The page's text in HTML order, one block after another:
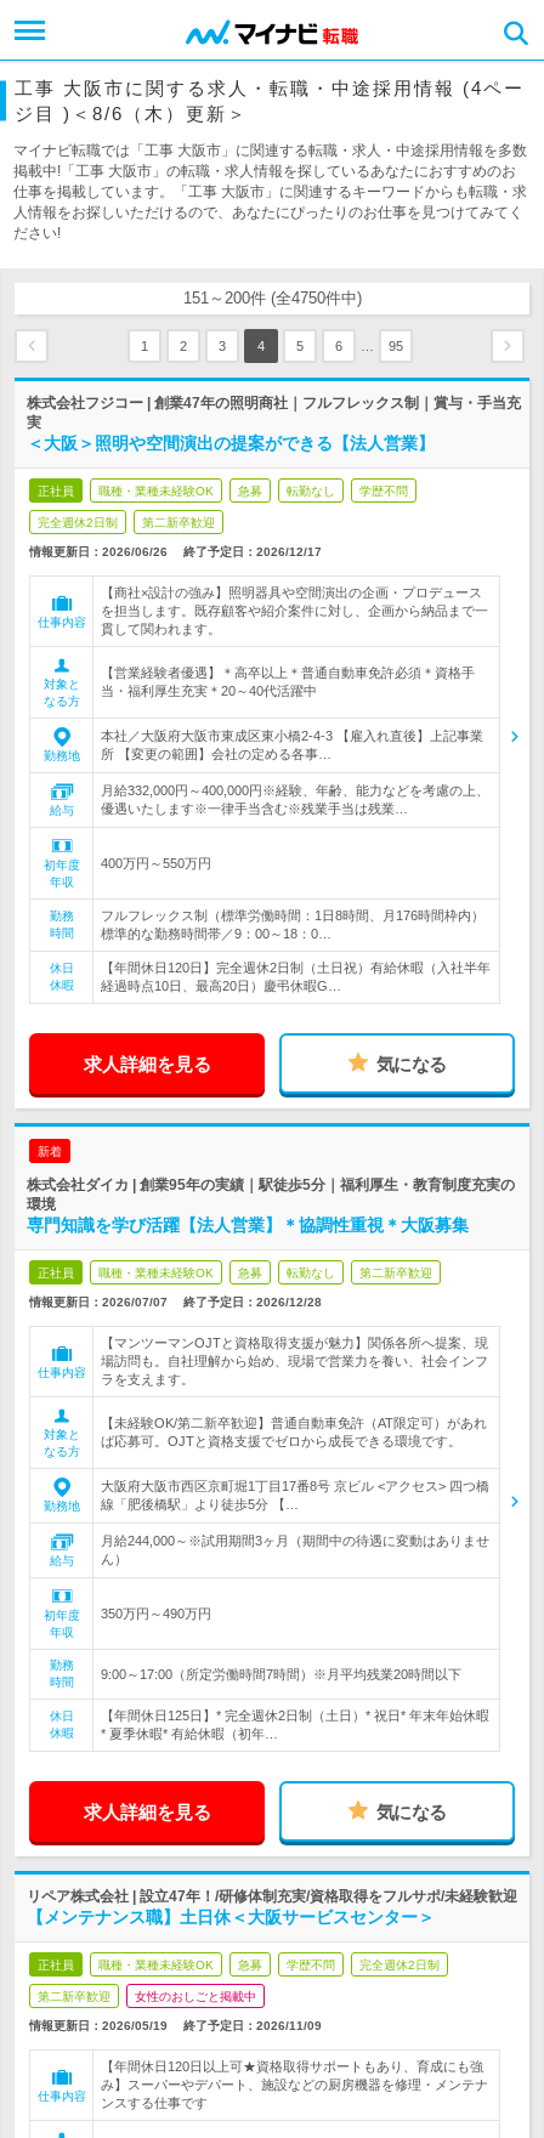
工事 大阪市に関する求人・転職・中途採用情報 (4ペー
ジ目 )＜8/6（木）更新＞
マイナビ転職では「工事 大阪市」に関連する転職・求人・中途採用情報を多数
掲載中!「工事 大阪市」の転職・求人情報を探しているあなたにおすすめのお
仕事を掲載しています。「工事 大阪市」に関連するキーワードからも転職・求
人情報をお探しいただけるので、あなたにぴったりのお仕事を見つけてみてく
ださい!
151～200件 (全4750件中)
1 2 3 4 5 6 95
株式会社フジコー | 創業47年の照明商社｜フルフレックス制｜賞与・手当充
実
＜大阪＞照明や空間演出の提案ができる【法人営業】
正社員 職種・業種未経験OK 急募 転勤なし 学歴不問
完全週休2日制 第二新卒歓迎
情報更新日：2026/06/26 終了予定日： 2026/12/17
仕事内容
【商社×設計の強み】照明器具や空間演出の企画・プロデュース
を担当します。既存顧客や紹介案件に対し、企画から納品まで一
貫して関われます。
対象と
なる方
【営業経験者優遇】＊高卒以上＊普通自動車免許必須＊資格手
当・福利厚生充実＊20～40代活躍中
勤務地
本社／大阪府大阪市東成区東小橋2-4-3 【雇入れ直後】上記事業
所 【変更の範囲】会社の定める各事…
給与
月給332,000円～400,000円※経験、年齢、能力などを考慮の上、
優遇いたします※一律手当含む※残業手当は残業…
初年度
年収
400万円～550万円
勤務
時間
フルフレックス制（標準労働時間：1日8時間、月176時間枠内）
標準的な勤務時間帯／9：00～18：0…
休日
休暇
【年間休日120日】完全週休2日制（土日祝）有給休暇（入社半年
経過時点10日、最高20日）慶弔休暇G…
求人詳細を見る 気になる
新着
株式会社ダイカ | 創業95年の実績｜駅徒歩5分｜福利厚生・教育制度充実の
環境
専門知識を学び活躍【法人営業】＊協調性重視＊大阪募集
正社員 職種・業種未経験OK 急募 転勤なし 第二新卒歓迎
情報更新日：2026/07/07 終了予定日： 2026/12/28
仕事内容
【マンツーマンOJTと資格取得支援が魅力】関係各所へ提案、現
場訪問も。自社理解から始め、現場で営業力を養い、社会インフ
ラを支えます。
対象と
なる方
【未経験OK/第二新卒歓迎】普通自動車免許（AT限定可）があれ
ば応募可。OJTと資格支援でゼロから成長できる環境です。
勤務地
大阪府大阪市西区京町堀1丁目17番8号 京ビル <アクセス> 四つ橋
線「肥後橋駅」より徒歩5分 【…
給与
月給244,000～※試用期間3ヶ月（期間中の待遇に変動はありませ
ん）
初年度
年収
350万円～490万円
勤務
時間
9:00～17:00（所定労働時間7時間）※月平均残業20時間以下
休日
休暇
【年間休日125日】* 完全週休2日制（土日）* 祝日* 年末年始休暇
* 夏季休暇* 有給休暇（初年…
求人詳細を見る 気になる
リペア株式会社 | 設立47年！/研修体制充実/資格取得をフルサポ/未経験歓迎
【メンテナンス職】土日休＜大阪サービスセンター＞
正社員 職種・業種未経験OK 急募 学歴不問 完全週休2日制
第二新卒歓迎 女性のおしごと掲載中
情報更新日：2026/05/19 終了予定日： 2026/11/09
仕事内容
【年間休日120日以上可★資格取得サポートもあり、育成にも強
み】スーパーやデパート、施設などの厨房機器を修理・メンテナ
ンスする仕事です